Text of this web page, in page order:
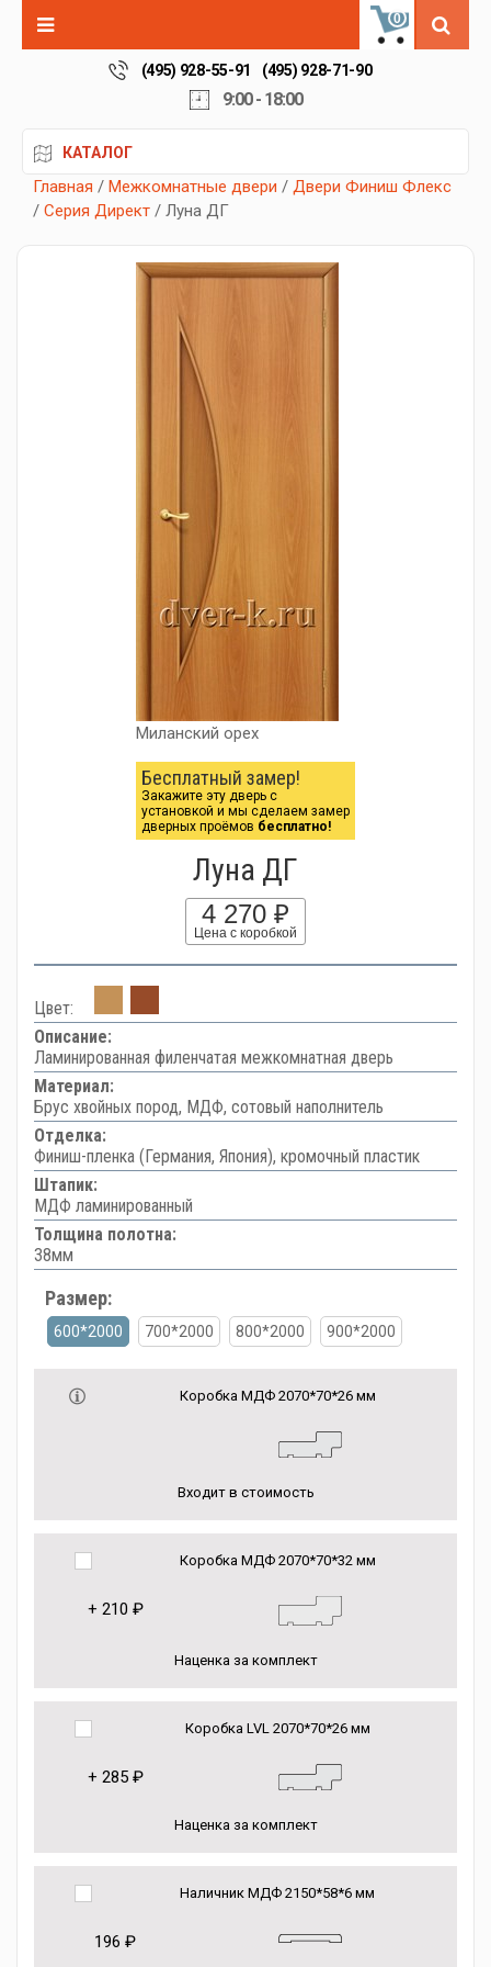
0
(495) 928-55-91 (495) 928-71-90
9:00 - 18:00
КАТАЛОГ
Главная / Межкомнатные двери / Двери Финиш Флекс
/ Серия Директ / Луна ДГ
Миланский орех
Бесплатный замер!
Закажите эту дверь с
установкой и мы сделаем замер
дверных проёмов бесплатно!
Луна ДГ
4 270 ₽
Цена с коробкой
Цвет:
Описание:
Ламинированная филенчатая межкомнатная дверь
Материал:
Брус хвойных пород, МДФ, сотовый наполнитель
Отделка:
Финиш-пленка (Германия, Япония), кромочный пластик
Штапик:
МДФ ламинированный
Толщина полотна:
38мм
Размер:
600*2000 700*2000 800*2000 900*2000
Коробка МДФ 2070*70*26 мм
Входит в стоимость
Коробка МДФ 2070*70*32 мм
+ 210 ₽
Наценка за комплект
Коробка LVL 2070*70*26 мм
+ 285 ₽
Наценка за комплект
Наличник МДФ 2150*58*6 мм
196 ₽